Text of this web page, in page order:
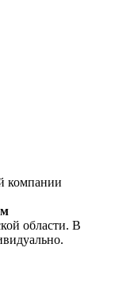
компании
области. В